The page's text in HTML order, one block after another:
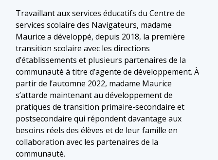
Travaillant aux services éducatifs du Centre de
services scolaire des Navigateurs, madame
Maurice a développé, depuis 2018, la première
transition scolaire avec les directions
d’établissements et plusieurs partenaires de la
communauté à titre d’agente de développement. À
partir de l’automne 2022, madame Maurice
s’attarde maintenant au développement de
pratiques de transition primaire-secondaire et
postsecondaire qui répondent davantage aux
besoins réels des élèves et de leur famille en
collaboration avec les partenaires de la
communauté.